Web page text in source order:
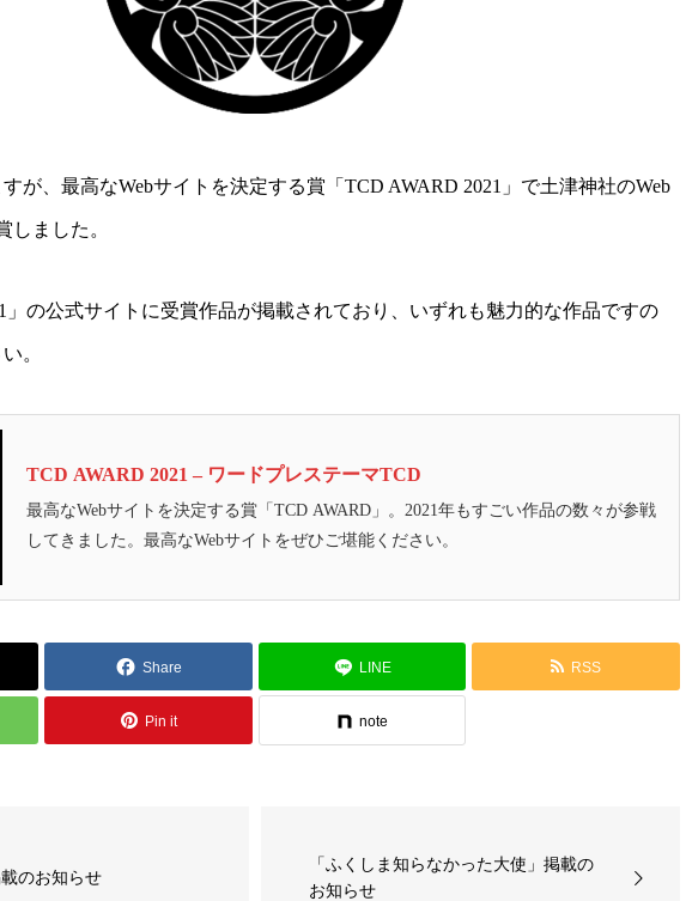
が、最高なWebサイトを決定する賞「TCD AWARD 2021」で土津神社のWeb
しました。
」の公式サイトに受賞作品が掲載されており、いずれも魅力的な作品ですの
。
TCD AWARD 2021 – ワードプレステーマTCD
最高なWebサイトを決定する賞「TCD AWARD」。2021年もすごい作品の数々が参戦
してきました。最高なWebサイトをぜひご堪能ください。
Share LINE RSS
Pin it note
のお知らせ
「ふくしま知らなかった大使」掲載の
お知らせ